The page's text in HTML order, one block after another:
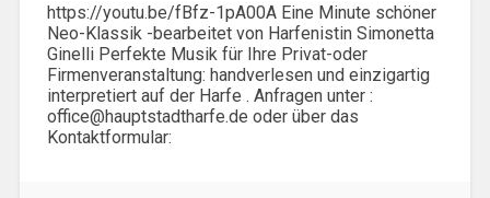
https://youtu.be/fBfz-1pA00A Eine Minute schöner
Neo-Klassik -bearbeitet von Harfenistin Simonetta
Ginelli Perfekte Musik für Ihre Privat-oder
Firmenveranstaltung: handverlesen und einzigartig
interpretiert auf der Harfe . Anfragen unter :
office@hauptstadtharfe.de oder über das
Kontaktformular: